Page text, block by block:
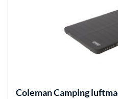
ColemanCamping